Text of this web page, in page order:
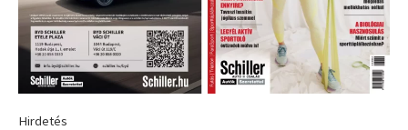
Hirdetés